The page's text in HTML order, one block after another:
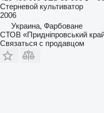
Стерневой культиватор
2006
Украина, Фарбоване
СТОВ «Придніпровський
Связаться с продавцом